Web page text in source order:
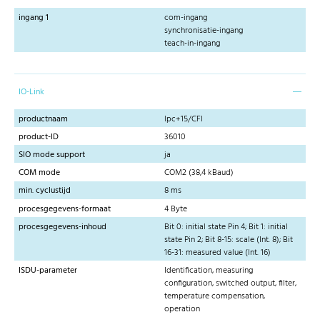
ingang 1
com-ingang
synchronisatie-ingang
teach-in-ingang
IO-Link
productnaam
lpc+15/CFI
product-ID
36010
SIO mode support
ja
COM mode
COM2 (38,4 kBaud)
min. cyclustijd
8 ms
procesgegevens-formaat
4 Byte
procesgegevens-inhoud
Bit 0: initial state Pin 4; Bit 1: initial
state Pin 2; Bit 8-15: scale (Int. 8); Bit
16-31: measured value (Int. 16)
ISDU-parameter
Identification, measuring
configuration, switched output, filter,
temperature compensation,
operation